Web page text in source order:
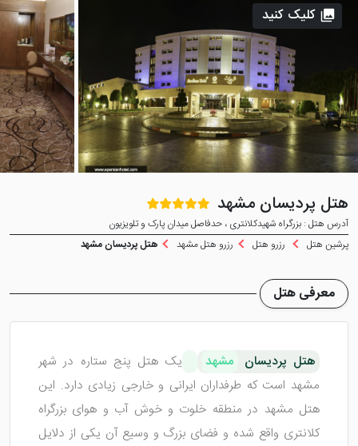
هتل پردیسان مشهد
آدرس هتل : بزرگراه شهیدکلانتری ، حدفاصل میدان پارک و تلویزیون
پرشین هتل
رزرو هتل رزرو هتل مشهد هتل پردیسان مشهد
کلیک کنید
معرفی هتل
هتل پردیسان مشهد
یک هتل پنج ستاره در شهر
مشهد است که طرفداران ایرانی و خارجی زیادی دارد. این
هتل مشهد در منطقه خلوت و خوش آب و هوای بزرگراه
کلانتری واقع شده و فضای بزرگ و وسیع آن یکی از دلایل